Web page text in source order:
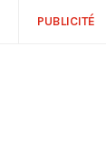
PUBLICITÉ